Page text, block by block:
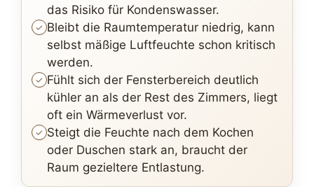
das Risiko für Kondenswasser.
Bleibt die Raumtemperatur niedrig, kann
selbst mäßige Luftfeuchte schon kritisch
werden.
Fühlt sich der Fensterbereich deutlich
kühler an als der Rest des Zimmers, liegt
oft ein Wärmeverlust vor.
Steigt die Feuchte nach dem Kochen
oder Duschen stark an, braucht der
Raum gezieltere Entlastung.